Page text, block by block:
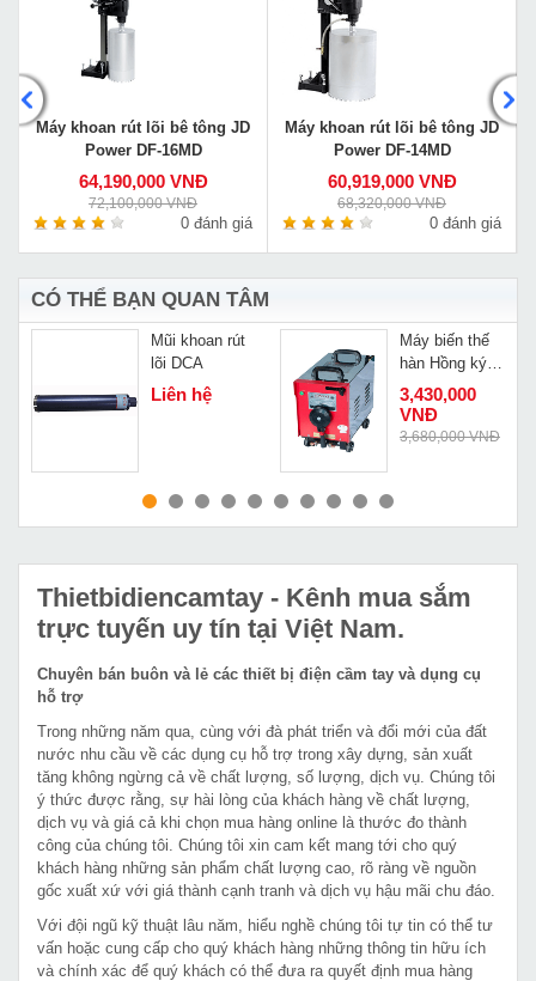
Máy khoan rút lõi bê tông JD
Power DF-16MD
64,190,000 VNĐ
72,100,000 VNĐ
0 đánh giá
Máy khoan rút lõi bê tông JD
Power DF-14MD
60,919,000 VNĐ
68,320,000 VNĐ
0 đánh giá
CÓ THỂ BẠN QUAN TÂM
MUA NGAY
Mũi khoan rút
lõi DCA
Liên hệ
MUA NGAY
Máy biến thế
hàn Hồng ký
180A Đồng
HK-H180D
3,430,000
VNĐ
3,680,000 VNĐ
Thietbidiencamtay - Kênh mua sắm
trực tuyến uy tín tại Việt Nam.
Chuyên bán buôn và lẻ các thiết bị điện cầm tay và dụng cụ
hỗ trợ
Trong những năm qua, cùng với đà phát triển và đổi mới của đất
nước nhu cầu về các dụng cụ hỗ trợ trong xây dựng, sản xuất
tăng không ngừng cả về chất lượng, số lượng, dịch vụ. Chúng tôi
ý thức được rằng, sự hài lòng của khách hàng về chất lượng,
dịch vụ và giá cả khi chọn mua hàng online là thước đo thành
công của chúng tôi. Chúng tôi xin cam kết mang tới cho quý
khách hàng những sản phẩm chất lượng cao, rõ ràng về nguồn
gốc xuất xứ với giá thành cạnh tranh và dịch vụ hậu mãi chu đáo.
Với đội ngũ kỹ thuật lâu năm, hiểu nghề chúng tôi tự tin có thể tư
vấn hoặc cung cấp cho quý khách hàng những thông tin hữu ích
và chính xác để quý khách có thể đưa ra quyết định mua hàng